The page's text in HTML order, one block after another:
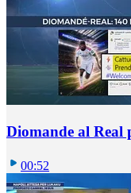
Diomande al Real
00:52